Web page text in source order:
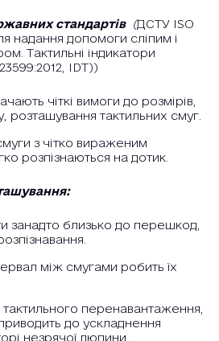
стандартів (ДСТУ ISO
надання допомоги сліпим і
Тактильні індикатори
IDT))
чіткі вимоги до розмірів,
розташування тактильних смуг.
з чітко вираженим
розпізнаються на дотик.
занадто близько до перешкод,
між смугами робить їх
перенавантаження,
до ускладнення
незрячої людини.